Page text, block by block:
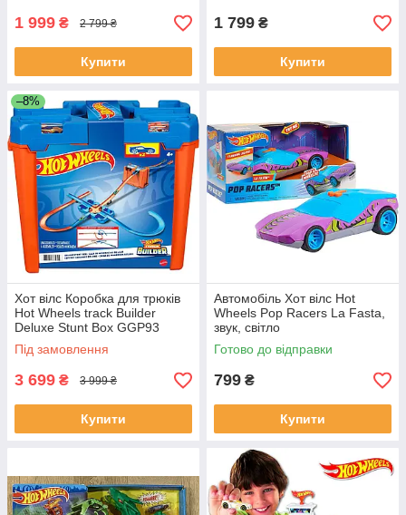
1 999 ₴ 2 799 ₴
Купити
1 799 ₴
Купити
–8%
Хот вілс Коробка для трюків
Hot Wheels track Builder
Deluxe Stunt Box GGP93
Під замовлення
3 699 ₴ 3 999 ₴
Купити
Автомобіль Хот вілс Hot
Wheels Pop Racers La Fasta,
звук, світло
Готово до відправки
799 ₴
Купити